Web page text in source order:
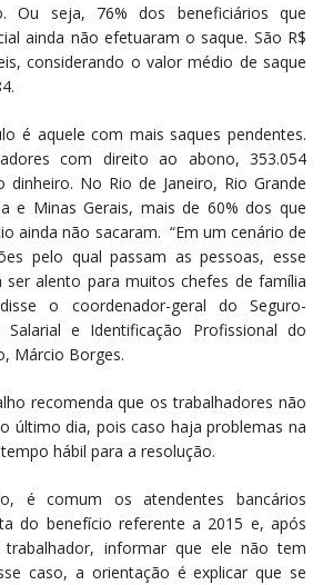
Ou seja, 76% dos beneficiários que
ainda não efetuaram o saque. São R$
considerando o valor médio de saque
é aquele com mais saques pendentes.
com direito ao abono, 353.054
No Rio de Janeiro, Rio Grande
e Minas Gerais, mais de 60% dos que
ainda não sacaram. “Em um cenário de
pelo qual passam as pessoas, esse
ser alento para muitos chefes de família
o coordenador-geral do Seguro-
Salarial e Identificação Profissional do
Márcio Borges.
recomenda que os trabalhadores não
último dia, pois caso haja problemas na
hábil para a resolução.
é comum os atendentes bancários
do benefício referente a 2015 e, após
informar que ele não tem
caso, a orientação é explicar que se